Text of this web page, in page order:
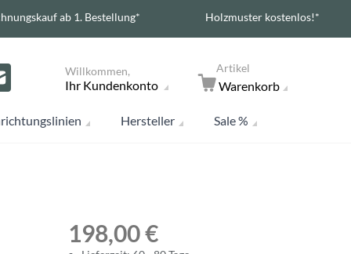
ab 1. Bestellung* Holzmuster kostenlos!*
Willkommen,
Ihr Kundenkonto
Artikel
Warenkorb
Hersteller Sale %
198,00 €